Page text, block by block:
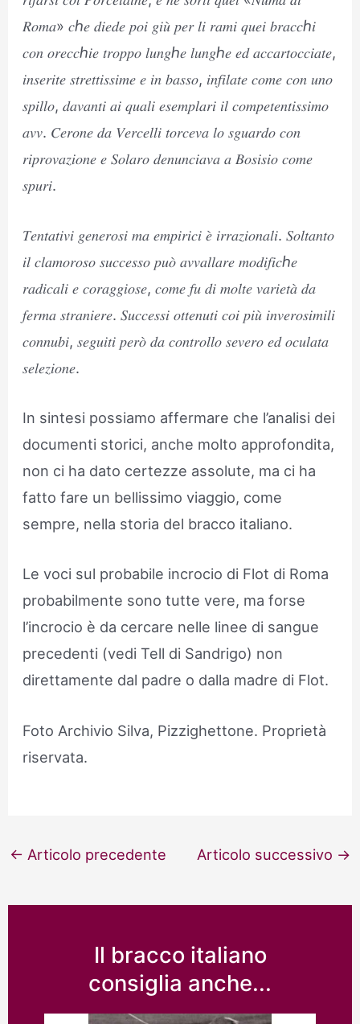
𝑅𝑜𝑚𝑎» 𝑐ℎ𝑒 𝑑𝑖𝑒𝑑𝑒 𝑝𝑜𝑖 𝑔𝑖𝑢̀ 𝑝𝑒𝑟 𝑙𝑖 𝑟𝑎𝑚𝑖 𝑞𝑢𝑒𝑖 𝑏𝑟𝑎𝑐𝑐ℎ𝑖
𝑐𝑜𝑛 𝑜𝑟𝑒𝑐𝑐ℎ𝑖𝑒 𝑡𝑟𝑜𝑝𝑝𝑜 𝑙𝑢𝑛𝑔ℎ𝑒 𝑙𝑢𝑛𝑔ℎ𝑒 𝑒𝑑 𝑎𝑐𝑐𝑎𝑟𝑡𝑜𝑐𝑐𝑖𝑎𝑡𝑒,
𝑖𝑛𝑠𝑒𝑟𝑖𝑡𝑒 𝑠𝑡𝑟𝑒𝑡𝑡𝑖𝑠𝑠𝑖𝑚𝑒 𝑒 𝑖𝑛 𝑏𝑎𝑠𝑠𝑜, 𝑖𝑛𝑓𝑖𝑙𝑎𝑡𝑒 𝑐𝑜𝑚𝑒 𝑐𝑜𝑛 𝑢𝑛𝑜
𝑠𝑝𝑖𝑙𝑙𝑜, 𝑑𝑎𝑣𝑎𝑛𝑡𝑖 𝑎𝑖 𝑞𝑢𝑎𝑙𝑖 𝑒𝑠𝑒𝑚𝑝𝑙𝑎𝑟𝑖 𝑖𝑙 𝑐𝑜𝑚𝑝𝑒𝑡𝑒𝑛𝑡𝑖𝑠𝑠𝑖𝑚𝑜
𝑎𝑣𝑣. 𝐶𝑒𝑟𝑜𝑛𝑒 𝑑𝑎 𝑉𝑒𝑟𝑐𝑒𝑙𝑙𝑖 𝑡𝑜𝑟𝑐𝑒𝑣𝑎 𝑙𝑜 𝑠𝑔𝑢𝑎𝑟𝑑𝑜 𝑐𝑜𝑛
𝑟𝑖𝑝𝑟𝑜𝑣𝑎𝑧𝑖𝑜𝑛𝑒 𝑒 𝑆𝑜𝑙𝑎𝑟𝑜 𝑑𝑒𝑛𝑢𝑛𝑐𝑖𝑎𝑣𝑎 𝑎 𝐵𝑜𝑠𝑖𝑠𝑖𝑜 𝑐𝑜𝑚𝑒
𝑠𝑝𝑢𝑟𝑖.
𝑇𝑒𝑛𝑡𝑎𝑡𝑖𝑣𝑖 𝑔𝑒𝑛𝑒𝑟𝑜𝑠𝑖 𝑚𝑎 𝑒𝑚𝑝𝑖𝑟𝑖𝑐𝑖 𝑒̀ 𝑖𝑟𝑟𝑎𝑧𝑖𝑜𝑛𝑎𝑙𝑖. 𝑆𝑜𝑙𝑡𝑎𝑛𝑡𝑜
𝑖𝑙 𝑐𝑙𝑎𝑚𝑜𝑟𝑜𝑠𝑜 𝑠𝑢𝑐𝑐𝑒𝑠𝑠𝑜 𝑝𝑢𝑜̀ 𝑎𝑣𝑣𝑎𝑙𝑙𝑎𝑟𝑒 𝑚𝑜𝑑𝑖𝑓𝑖𝑐ℎ𝑒
𝑟𝑎𝑑𝑖𝑐𝑎𝑙𝑖 𝑒 𝑐𝑜𝑟𝑎𝑔𝑔𝑖𝑜𝑠𝑒, 𝑐𝑜𝑚𝑒 𝑓𝑢 𝑑𝑖 𝑚𝑜𝑙𝑡𝑒 𝑣𝑎𝑟𝑖𝑒𝑡𝑎̀ 𝑑𝑎
𝑓𝑒𝑟𝑚𝑎 𝑠𝑡𝑟𝑎𝑛𝑖𝑒𝑟𝑒. 𝑆𝑢𝑐𝑐𝑒𝑠𝑠𝑖 𝑜𝑡𝑡𝑒𝑛𝑢𝑡𝑖 𝑐𝑜𝑖 𝑝𝑖𝑢̀ 𝑖𝑛𝑣𝑒𝑟𝑜𝑠𝑖𝑚𝑖𝑙𝑖
𝑐𝑜𝑛𝑛𝑢𝑏𝑖, 𝑠𝑒𝑔𝑢𝑖𝑡𝑖 𝑝𝑒𝑟𝑜̀ 𝑑𝑎 𝑐𝑜𝑛𝑡𝑟𝑜𝑙𝑙𝑜 𝑠𝑒𝑣𝑒𝑟𝑜 𝑒𝑑 𝑜𝑐𝑢𝑙𝑎𝑡𝑎
𝑠𝑒𝑙𝑒𝑧𝑖𝑜𝑛𝑒.
In sintesi possiamo affermare che l’analisi dei
documenti storici, anche molto approfondita,
non ci ha dato certezze assolute, ma ci ha
fatto fare un bellissimo viaggio, come
sempre, nella storia del bracco italiano.
Le voci sul probabile incrocio di Flot di Roma
probabilmente sono tutte vere, ma forse
l’incrocio è da cercare nelle linee di sangue
precedenti (vedi Tell di Sandrigo) non
direttamente dal padre o dalla madre di Flot.
Foto Archivio Silva, Pizzighettone. Proprietà
riservata.
Navigazione
← Articolo precedente Articolo successivo →
Il bracco italiano
consiglia anche...